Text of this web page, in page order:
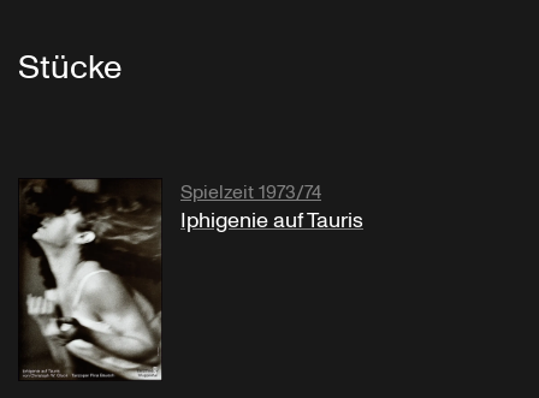
Stücke
Spielzeit 1973/74
Iphigenie auf Tauris